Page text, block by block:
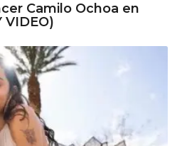
Camilo Ochoa en
VIDEO)